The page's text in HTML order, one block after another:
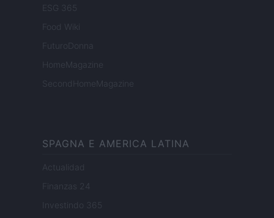
ESG 365
Food Wiki
FuturoDonna
HomeMagazine
SecondHomeMagazine
SPAGNA E AMERICA LATINA
Actualidad
Finanzas 24
Investindo 365